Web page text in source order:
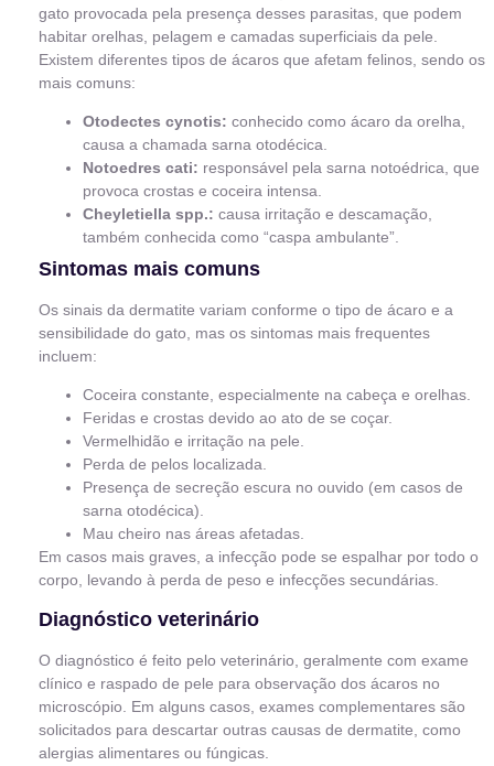
gato provocada pela presença desses parasitas, que podem
habitar orelhas, pelagem e camadas superficiais da pele.
Existem diferentes tipos de ácaros que afetam felinos, sendo os
mais comuns:
Otodectes cynotis: conhecido como ácaro da orelha,
causa a chamada sarna otodécica.
Notoedres cati: responsável pela sarna notoédrica, que
provoca crostas e coceira intensa.
Cheyletiella spp.: causa irritação e descamação,
também conhecida como “caspa ambulante”.
Sintomas mais comuns
Os sinais da dermatite variam conforme o tipo de ácaro e a
sensibilidade do gato, mas os sintomas mais frequentes
incluem:
Coceira constante, especialmente na cabeça e orelhas.
Feridas e crostas devido ao ato de se coçar.
Vermelhidão e irritação na pele.
Perda de pelos localizada.
Presença de secreção escura no ouvido (em casos de
sarna otodécica).
Mau cheiro nas áreas afetadas.
Em casos mais graves, a infecção pode se espalhar por todo o
corpo, levando à perda de peso e infecções secundárias.
Diagnóstico veterinário
O diagnóstico é feito pelo veterinário, geralmente com exame
clínico e raspado de pele para observação dos ácaros no
microscópio. Em alguns casos, exames complementares são
solicitados para descartar outras causas de dermatite, como
alergias alimentares ou fúngicas.